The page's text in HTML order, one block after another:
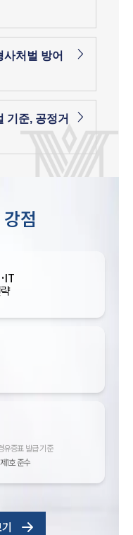
처벌 방어
기준, 공정거
점
유증표 발급 기준
1호 준수